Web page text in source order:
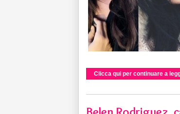
Clicca qui per continuare a